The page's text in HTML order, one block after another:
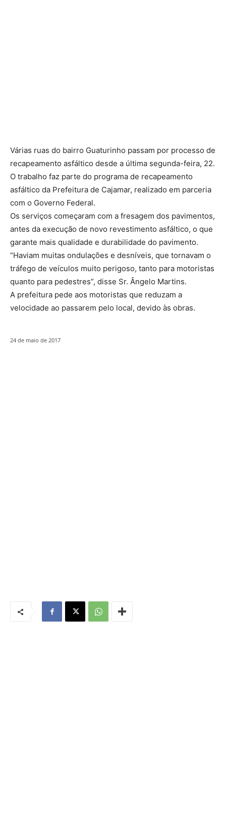
Várias ruas do bairro Guaturinho passam por processo de
recapeamento asfáltico desde a última segunda-feira, 22.
O trabalho faz parte do programa de recapeamento
asfáltico da Prefeitura de Cajamar, realizado em parceria
com o Governo Federal.
Os serviços começaram com a fresagem dos pavimentos,
antes da execução de novo revestimento asfáltico, o que
garante mais qualidade e durabilidade do pavimento.
“Haviam muitas ondulações e desníveis, que tornavam o
tráfego de veículos muito perigoso, tanto para motoristas
quanto para pedestres”, disse Sr. Ângelo Martins.
A prefeitura pede aos motoristas que reduzam a
velocidade ao passarem pelo local, devido às obras.
24 de maio de 2017